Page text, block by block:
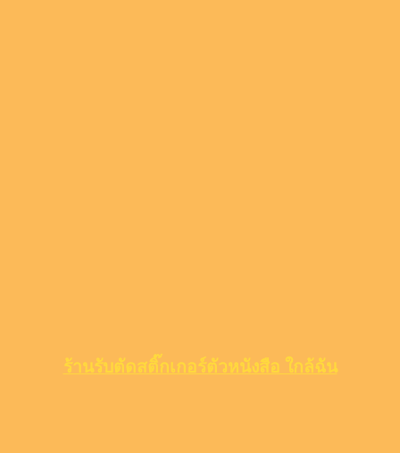
ร้านรับตัดสติ๊กเกอร์ตัวหนังสือ ใกล้ฉัน